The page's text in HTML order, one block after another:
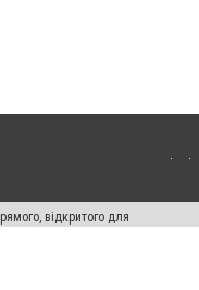
відкритого для